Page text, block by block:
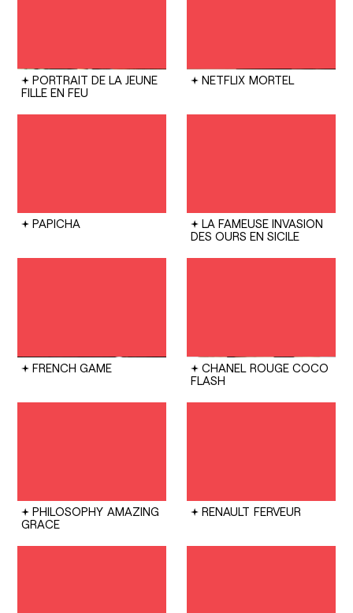
PORTRAIT DE LA JEUNE
FILLE EN FEU
NETFLIX MORTEL
PAPICHA
LA FAMEUSE INVASION
DES OURS EN SICILE
FRENCH GAME CHANEL ROUGE COCO
FLASH
PHILOSOPHY AMAZING
GRACE
RENAULT FERVEUR